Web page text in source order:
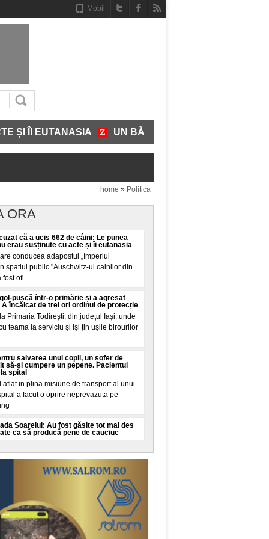
Mobil
EUTANASIA UN BĂRBAT A INTRAT GOL-PUȘCĂ
home » Politica
ORA
că a ucis 662 de câini: Le punea
erau susținute cu acte și îi eutanasia
conducea adapostul „Imperiul
spatiul public "Auschwitz-ul cainilor din
fost ofi
pușcă într-o primărie și a agresat
A încălcat de trei ori ordinul de protecție
Primaria Todirești, din județul Iași, unde
teama la serviciu și iși țin ușile birourilor
salvarea unui copil, un șofer de
să-și cumpere un pepene. Pacientul
spital
aflat in plina misiune de transport al unui
a facut o oprire neprevazuta pe
Soarelui: Au fost găsite tot mai des
ca să producă pene de cauciuc
de Administrare a Infrastructurii Rutiere
asupra unui pericol tot mai des intalnit
(A
alimentelor ating cel mai ridicat nivel
jumătate, pe fondul căldurii extreme și
ca vremea afecteaza producția de grau, in
Ucraina și Iran influențeaza exporturile